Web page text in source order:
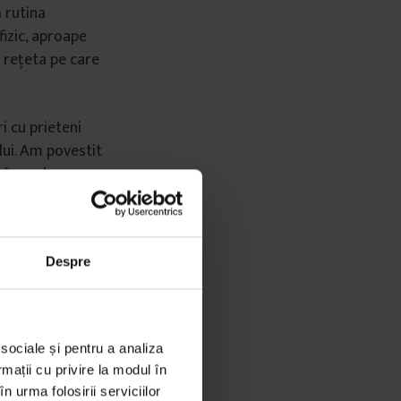
Despre
și pentru a analiza
cu privire la modul în
urma folosirii serviciilor
rutina
aproape
rețeta pe care
cu prieteni
Am povestit
acel
mai bine,
fi putut dori.